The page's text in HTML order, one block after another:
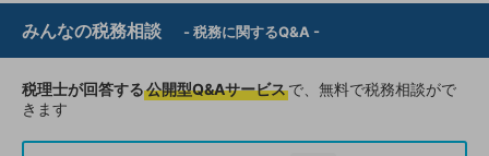
みんなの税務相談 - 税務に関するQ&A -
税理士が回答する公開型Q&Aサービスで、無料で税務相談がで
きます